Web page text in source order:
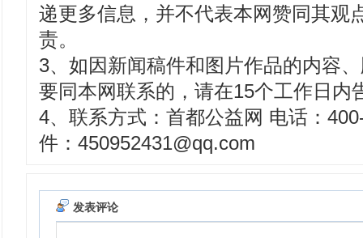
递更多信息，并不代表本网赞同其观
责。
3、如因新闻稿件和图片作品的内容
要同本网联系的，请在15个工作日内
4、联系方式：首都公益网 电话：
件：450952431@qq.com